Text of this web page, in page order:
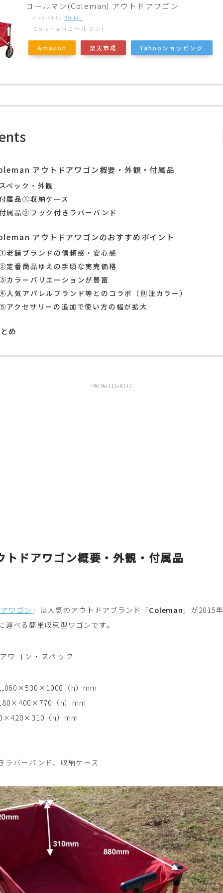
コールマン(Coleman) アウトドアワゴン
created by Rinker
Coleman(コールマン)
Amazon 楽天市場 Yahooショッピング
アウトドアワゴン概要・外観・付属品
ペック・外観
属品①収納ケース
属品②フック付きラバーバンド
アウトドアワゴンのおすすめポイント
老舗ブランドの信頼感・安心感
定番商品ゆえの手頃な実売価格
カラーバリエーションが豊富
人気アパレルブランド等とのコラボ（別注カラー）
アクセサリーの追加で使い方の幅が拡大
め
PAPA-TO-KO2
ドアワゴン概要・外観・付属品
ワゴン 」は人気のアウトドアブランド「Coleman 」が2015
べる簡単収束型ワゴンです。
ワゴン・スペック
（h）mm
（h）mm
（h）mm
バーバンド、収納ケース